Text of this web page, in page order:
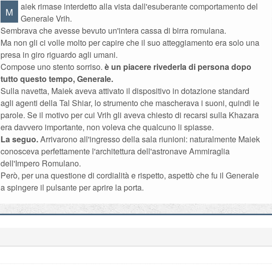
M
aiek rimase interdetto alla vista dall'esuberante comportamento del
Generale Vrih.
Sembrava che avesse bevuto un'intera cassa di birra romulana.
Ma non gli ci volle molto per capire che il suo atteggiamento era solo una
presa in giro riguardo agli umani.
Compose uno stento sorriso.è un piacere rivederla di persona dopo
tutto questo tempo, Generale.
Sulla navetta, Maiek aveva attivato il dispositivo in dotazione standard
agli agenti della Tal Shiar, lo strumento che mascherava i suoni, quindi le
parole. Se il motivo per cui Vrih gli aveva chiesto di recarsi sulla Khazara
era davvero importante, non voleva che qualcuno li spiasse.
La seguo.Arrivarono all'ingresso della sala riunioni: naturalmente Maiek
conosceva perfettamente l'architettura dell'astronave Ammiraglia
dell'Impero Romulano.
Però, per una questione di cordialità e rispetto, aspettò che fu il Generale
a spingere il pulsante per aprire la porta.